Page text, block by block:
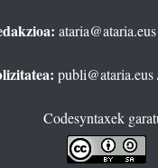
ataria@ataria.eus
publi@ataria.eus
Codesyntaxek